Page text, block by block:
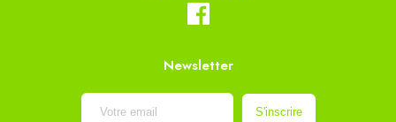
Newsletter